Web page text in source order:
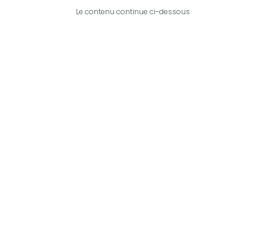
Le contenu continue ci-dessous